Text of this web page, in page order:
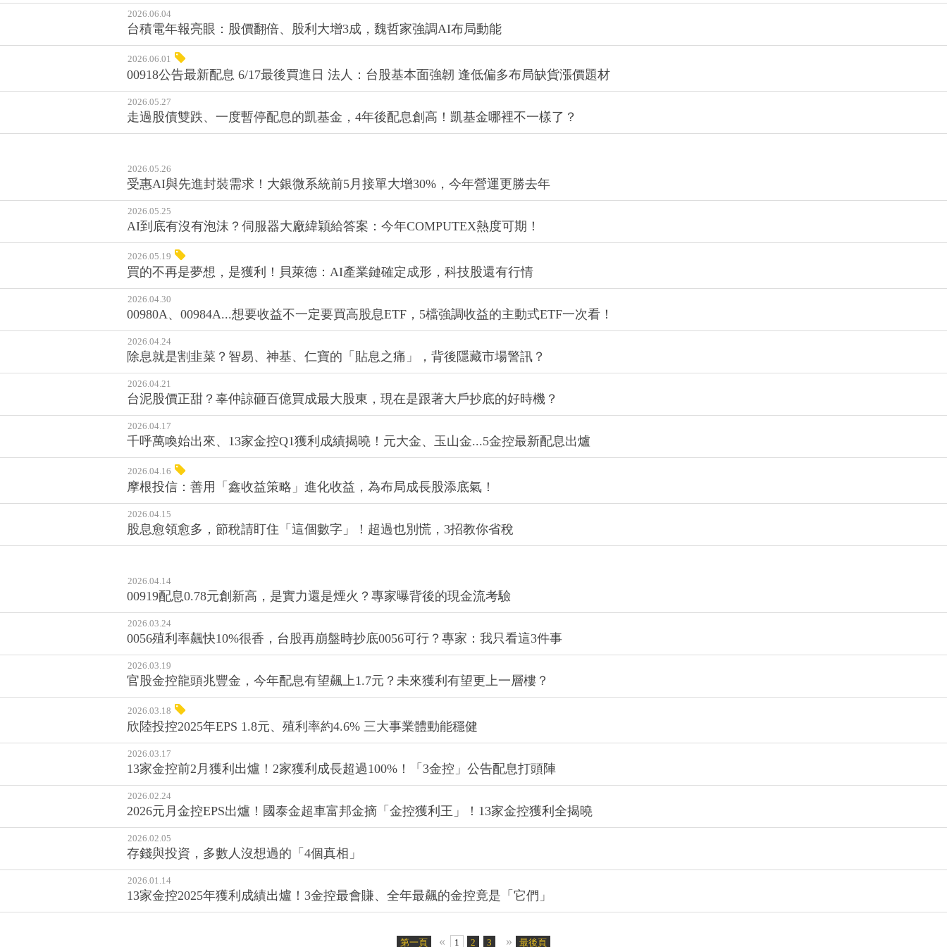
2026.06.04
台積電年報亮眼：股價翻倍、股利大增3成，魏哲家強調AI布局動能
2026.06.01
00918公告最新配息 6/17最後買進日 法人：台股基本面強韌 逢低偏多布局缺貨漲價題材
2026.05.27
走過股債雙跌、一度暫停配息的凱基金，4年後配息創高！凱基金哪裡不一樣了？
2026.05.26
受惠AI與先進封裝需求！大銀微系統前5月接單大增30%，今年營運更勝去年
2026.05.25
AI到底有沒有泡沫？伺服器大廠緯穎給答案：今年COMPUTEX熱度可期！
2026.05.19
買的不再是夢想，是獲利！貝萊德：AI產業鏈確定成形，科技股還有行情
2026.04.30
00980A、00984A...想要收益不一定要買高股息ETF，5檔強調收益的主動式ETF一次看！
2026.04.24
除息就是割韭菜？智易、神基、仁寶的「貼息之痛」，背後隱藏市場警訊？
2026.04.21
台泥股價正甜？辜仲諒砸百億買成最大股東，現在是跟著大戶抄底的好時機？
2026.04.17
千呼萬喚始出來、13家金控Q1獲利成績揭曉！元大金、玉山金...5金控最新配息出爐
2026.04.16
摩根投信：善用「鑫收益策略」進化收益，為布局成長股添底氣！
2026.04.15
股息愈領愈多，節稅請盯住「這個數字」！超過也別慌，3招教你省稅
2026.04.14
00919配息0.78元創新高，是實力還是煙火？專家曝背後的現金流考驗
2026.03.24
0056殖利率飆快10%很香，台股再崩盤時抄底0056可行？專家：我只看這3件事
2026.03.19
官股金控龍頭兆豐金，今年配息有望飆上1.7元？未來獲利有望更上一層樓？
2026.03.18
欣陸投控2025年EPS 1.8元、殖利率約4.6% 三大事業體動能穩健
2026.03.17
13家金控前2月獲利出爐！2家獲利成長超過100%！「3金控」公告配息打頭陣
2026.02.24
2026元月金控EPS出爐！國泰金超車富邦金摘「金控獲利王」！13家金控獲利全揭曉
2026.02.05
存錢與投資，多數人沒想過的「4個真相」
2026.01.14
13家金控2025年獲利成績出爐！3金控最會賺、全年最飆的金控竟是「它們」
第一頁 « 1 2 3 4 5 6
» 最後頁